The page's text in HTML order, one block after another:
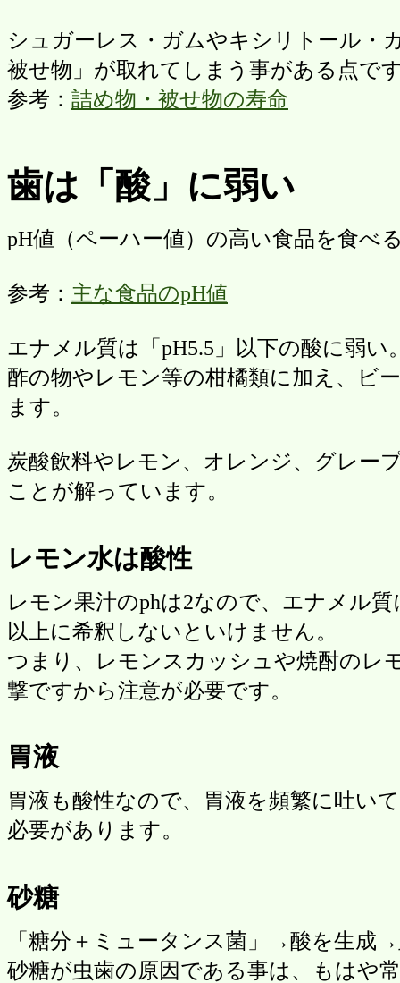
シュガーレス・ガムやキシリトール・
被せ物」が取れてしまう事がある点で
参考： 詰め物・被せ物の寿命
歯は「酸」に弱い
pH値（ペーハー値）の高い食品を食べ
参考： 主な食品のpH値
エナメル質は「pH5.5」以下の酸に弱い
酢の物やレモン等の柑橘類に加え、ビ
ます。
炭酸飲料やレモン、オレンジ、グレー
ことが解っています。
レモン水は酸性
レモン果汁のphは2なので、エナメル
以上に希釈しないといけません。
つまり、レモンスカッシュや焼酎のレ
撃ですから注意が必要です。
胃液
胃液も酸性なので、胃液を頻繁に吐い
必要があります。
砂糖
「糖分＋ミュータンス菌」→酸を生成
砂糖が虫歯の原因である事は、もはや